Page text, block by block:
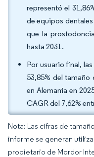
representó el
de equipos
que la
hasta 2031.
Por usuario final,
53,85% del
en Alemania en
CAGR del 7,62%
Nota: Las cifras de
informe se generan
propietario de Mordor